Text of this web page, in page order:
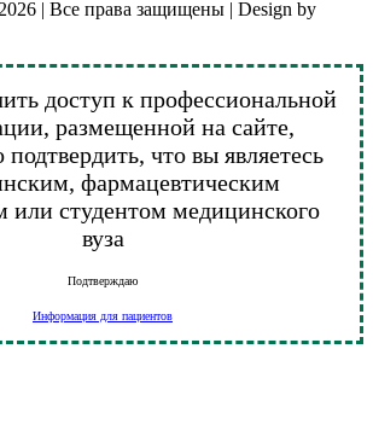
2026 | Все права защищены | Design by
доступ к профессиональной
размещенной на сайте,
что вы являетесь
фармацевтическим
или студентом медицинского
вуза
Подтверждаю
Информация для пациентов